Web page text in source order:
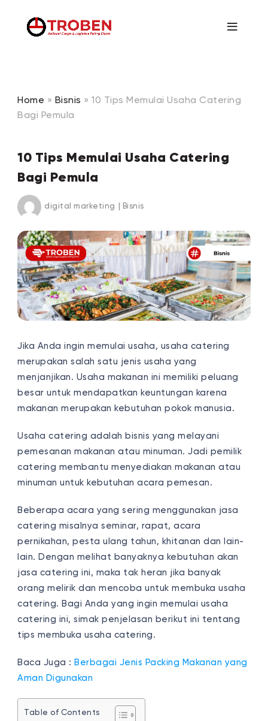
Home » Bisnis »10 Tips Memulai Usaha Catering
Bagi Pemula
10 Tips Memulai Usaha Catering
Bagi Pemula
digital marketing Bisnis
Jika Anda ingin memulai usaha, usaha catering
merupakan salah satu jenis usaha yang
menjanjikan. Usaha makanan ini memiliki peluang
besar untuk mendapatkan keuntungan karena
makanan merupakan kebutuhan pokok manusia.
Usaha catering adalah bisnis yang melayani
pemesanan makanan atau minuman. Jadi pemilik
catering membantu menyediakan makanan atau
minuman untuk kebutuhan acara pemesan.
Beberapa acara yang sering menggunakan jasa
catering misalnya seminar, rapat, acara
pernikahan, pesta ulang tahun, khitanan dan lain-
lain. Dengan melihat banyaknya kebutuhan akan
jasa catering ini, maka tak heran jika banyak
orang melirik dan mencoba untuk membuka usaha
catering. Bagi Anda yang ingin memulai usaha
catering ini, simak penjelasan berikut ini tentang
tips membuka usaha catering.
Baca Juga : Berbagai Jenis Packing Makanan yang
Aman Digunakan
Table of Contents